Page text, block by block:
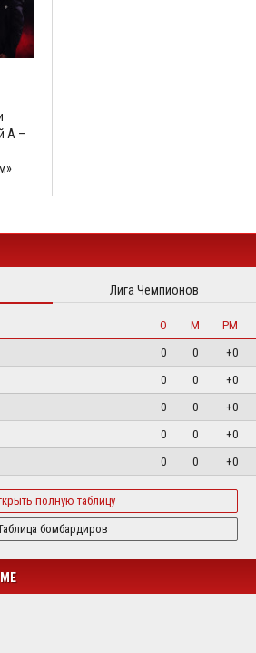
А –
Лига Чемпионов
О М
РМ
0 0
+0
0 0
+0
0 0
+0
0 0
+0
0 0 +0
полную таблицу
бомбардиров